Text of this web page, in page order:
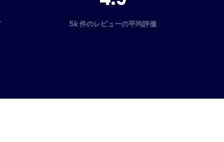
5k 件のレビューの平均評価